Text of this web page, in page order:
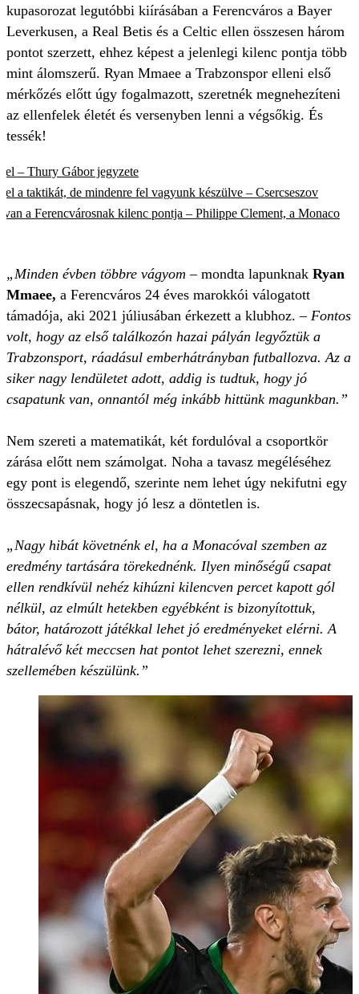
kupasorozat legutóbbi kiírásában a Ferencváros a Bayer
Leverkusen, a Real Betis és a Celtic ellen összesen három
pontot szerzett, ehhez képest a jelenlegi kilenc pontja több
mint álomszerű. Ryan Mmaee a Trabzonspor elleni első
mérkőzés előtt úgy fogalmazott, szeretnék megnehezíteni
az ellenfelek életét és versenyben lenni a végsőkig. És
tessék!
– Thury Gábor jegyzete
el a taktikát, de mindenre fel vagyunk készülve – Csercseszov
a Ferencvárosnak kilenc pontja – Philippe Clement, a Monaco
„Minden évben többre vágyom– mondta lapunknak Ryan
Mmaee, a Ferencváros 24 éves marokkói válogatott
támadója, aki 2021 júliusában érkezett a klubhoz. – Fontos
volt, hogy az első találkozón hazai pályán legyőztük a
Trabzonsport, ráadásul emberhátrányban futballozva. Az a
siker nagy lendületet adott, addig is tudtuk, hogy jó
csapatunk van, onnantól még inkább hittünk magunkban.”
Nem szereti a matematikát, két fordulóval a csoportkör
zárása előtt nem számolgat. Noha a tavasz megéléséhez
egy pont is elegendő, szerinte nem lehet úgy nekifutni egy
összecsapásnak, hogy jó lesz a döntetlen is.
„Nagy hibát követnénk el, ha a Monacóval szemben az
eredmény tartására törekednénk. Ilyen minőségű csapat
ellen rendkívül nehéz kihúzni kilencven percet kapott gól
nélkül, az elmúlt hetekben egyébként is bizonyítottuk,
bátor, határozott játékkal lehet jó eredményeket elérni. A
hátralévő két meccsen hat pontot lehet szerezni, ennek
szellemében készülünk.”